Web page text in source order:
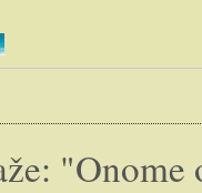
"Onome